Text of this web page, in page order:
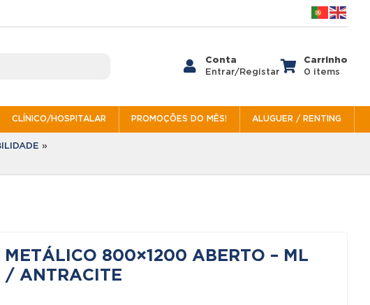

Conta
Entrar/Registar 
Carrinho
0 items
CLÍNICO/HOSPITALAR PROMOÇÕES DO MÊS! ALUGUER / RENTING
»
METÁLICO 800×1200 ABERTO – ML
/ ANTRACITE